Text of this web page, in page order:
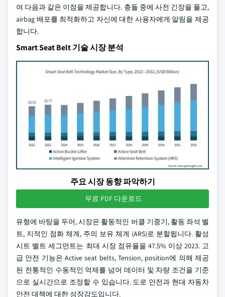
여 다음과 같은 이점을 제공합니다. 충돌 중에 사전 긴장을 풀고,
airbag 배포를 최적화하고 자신에 대한 사용자에게 알림을 제공
합니다.
Smart Seat Belt 기술 시장 분석
주요 시장 동향 파악하기
무료 PDF 다운로드
유형에 바탕을 두어, 시장은 활동적인 버클 기중기, 활동 좌석 벨
트, 지적인 점화 체계, 주의 보유 체계 (ARS)로 분할됩니다. 활성
시트 벨트 세그먼트는 최대 시장 점유율을 47.5% 이상 2023. 고
급 안전 기능은 Active seat belts, Tension, position에 의해 제공
된 전통적인 수동적인 억제를 넘어 데이터 및 차량 조건을 기준
으로 실시간으로 조정할 수 있습니다. 도로 안전과 현대 자동차
안전 대책에 대한 성장감도입니다.